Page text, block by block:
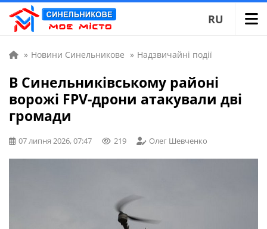
RU
» Новини Синельникове » Надзвичайні події
В Синельниківському районі
ворожі FPV-дрони атакували дві
громади
07 липня 2026, 07:47 219 Олег Шевченко